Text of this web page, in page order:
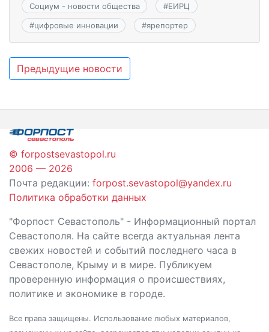
Социум - новости общества #ЕИРЦ
#цифровые инновации #ярепортер
Навигация
записям
Предыдущие новости
© forpostsevastopol.ru
2006 — 2026
Почта редакции: forpost.sevastopol@yandex.ru
Политика обработки данных
"Форпост Севастополь" - Информационный портал
Севастополя. На сайте всегда актуальная лента
свежих новостей и событий последнего часа в
Севастополе, Крыму и в мире. Публикуем
проверенную информация о происшествиях,
политике и экономике в городе.
Все права защищены. Использование любых материалов,